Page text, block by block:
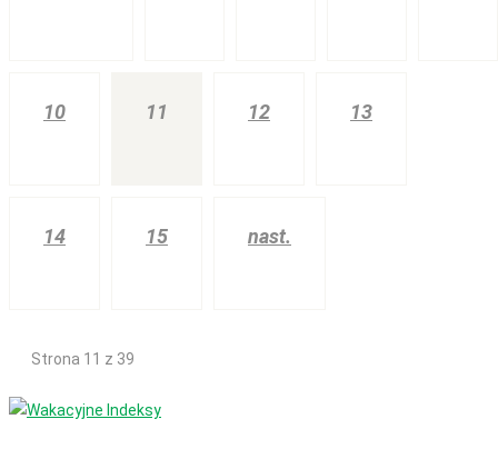
10 11 12 13
14 15 nast.
Strona 11 z 39